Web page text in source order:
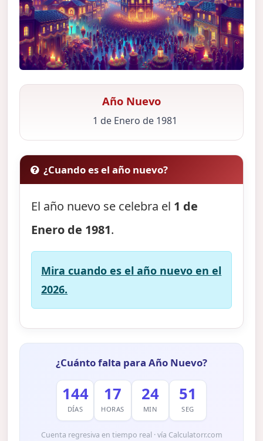
Año Nuevo
1 de Enero de 1981
¿Cuando es el año nuevo?
El año nuevo se celebra el 1 de
Enero de 1981.
Mira cuando es el año nuevo en el
2026.
¿Cuánto falta para Año Nuevo?
144
DÍAS
17
HORAS
24
MIN
50
SEG
Cuenta regresiva en tiempo real · vía Calculatorr.com